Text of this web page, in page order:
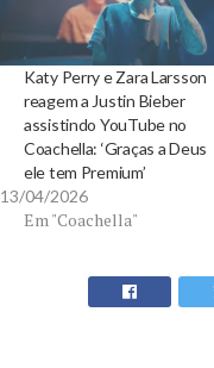
Katy Perry e Zara Larsson
reagem a Justin Bieber
assistindo YouTube no
Coachella: ‘Graças a Deus
ele tem Premium’
13/04/2026
Em "Coachella"